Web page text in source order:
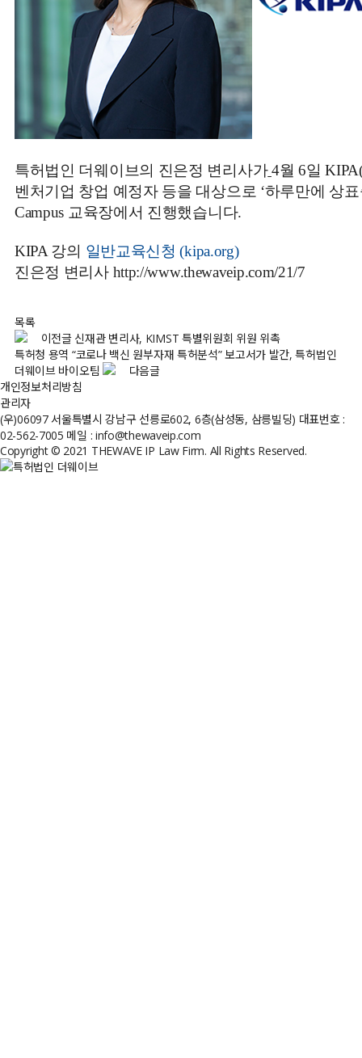
특허법인 더웨이브의 진은정 변리사가 4월 6일
벤처기업 창업 예정자 등을 대상으로 ‘하루만에 상
Campus 교육장에서 진행했습니다.
KIPA 강의 일반교육신청 (kipa.org)
진은정 변리사 http://www.thewaveip.com/21/7
목록
이전글 신재관 변리사, KIMST 특별위원회 위원 위촉
특허청 용역 “코로나 백신 원부자재 특허분석” 보고서가 발간, 특허법인
더웨이브 바이오팀
다음글
개인정보처리방침
관리자
(우)06097 서울특별시 강남구 선릉로602, 6층(삼성동, 삼릉빌딩) 대표번호 :
02-562-7005 메일 : info@thewaveip.com
Copyright © 2021 THEWAVE IP Law Firm. All Rights Reserved.